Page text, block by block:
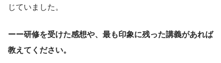
じていました。
ーー研修を受けた感想や、最も印象に残った講義があれば
教えてください。